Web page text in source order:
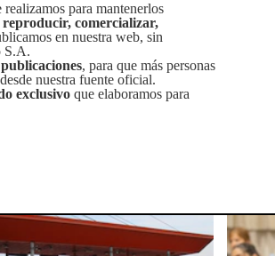
para mantenerlos
reproducir, comercializar,
en nuestra web, sin
S.A.
, para que más personas
nuestra fuente oficial.
exclusivo que elaboramos para